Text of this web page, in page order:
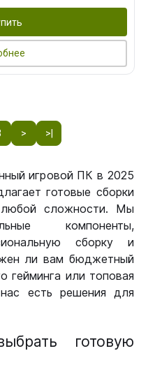
> >|
игровой ПК в 2025
готовые сборки
сложности. Мы
компоненты,
сборку и
ли вам бюджетный
гейминга или топовая
есть решения для
готовую